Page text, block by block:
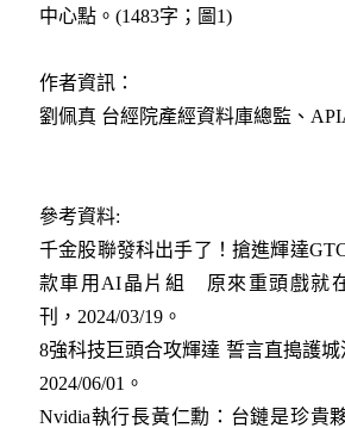
中心點。(1483字；圖1)
作者資訊：
劉佩真 台經院產經資料庫總監、
參考資料:
千金股聯發科出手了！搶進輝達
款車用AI晶片組 原來重頭戲就在
刊，2024/03/19 。
8強科技巨頭合攻輝達 誓言直搗護城
2024/06/01 。
Nvidia執行長黃仁勳：台鏈是珍貴